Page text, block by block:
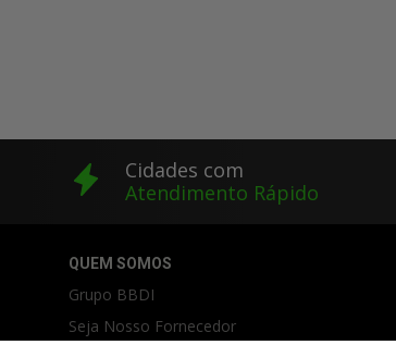
Cidades com
Atendimento Rápido
QUEM SOMOS
Grupo BBDI
Seja Nosso Fornecedor